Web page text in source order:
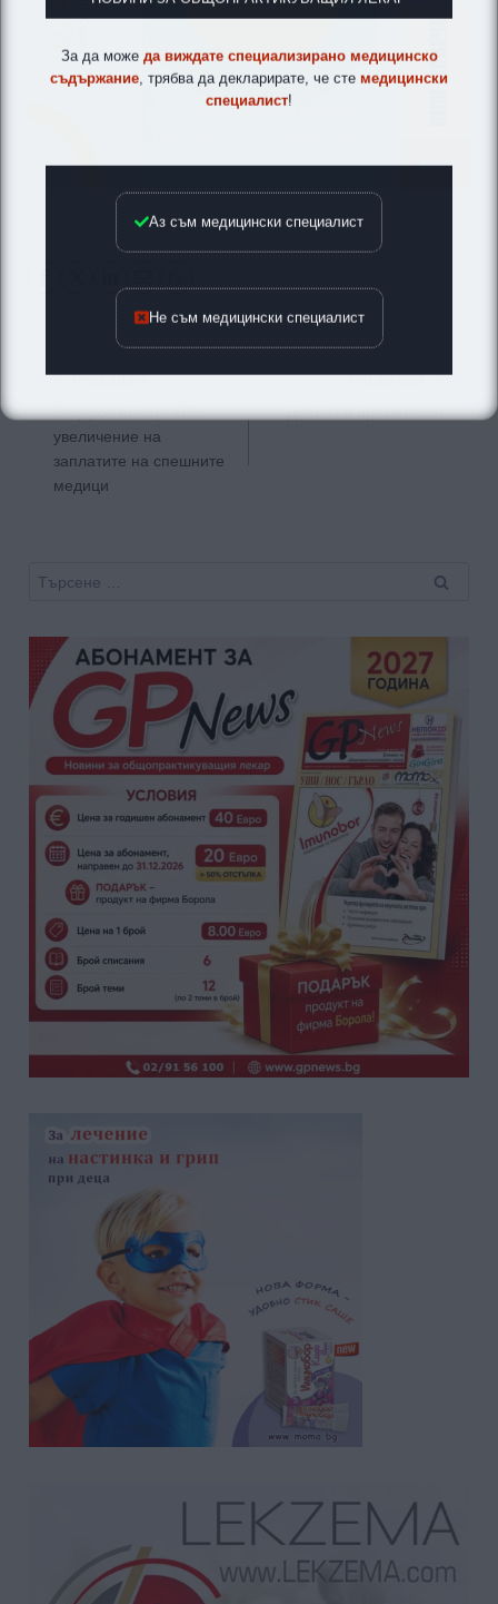
Навигация
Кацаров обеща 40%
увеличение на
заплатите на спешните
медици
Диабет и бременност
Търсене
За да може да виждате специализирано медицинско
съдържание , трябва да декларирате, че сте медицински
специалист!
Аз съм медицински специалист
Не съм медицински специалист